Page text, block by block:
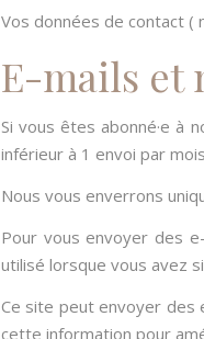
Vos données de contact
E-mails et
Si vous êtes abonné·e à
inférieur à 1 envoi par
Nous vous enverrons
Pour vous envoyer des
utilisé lorsque vous avez
Ce site peut envoyer des
cette information pour